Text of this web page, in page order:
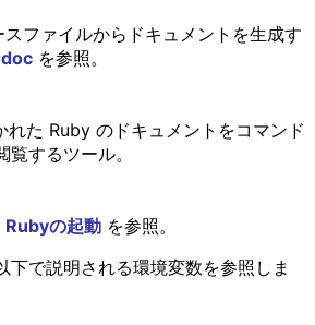
ファイルからドキュメントを生成す
を参照。
れた Ruby のドキュメントをコマンド
覧するツール。
Rubyの起動を参照。
下で説明される環境変数を参照しま